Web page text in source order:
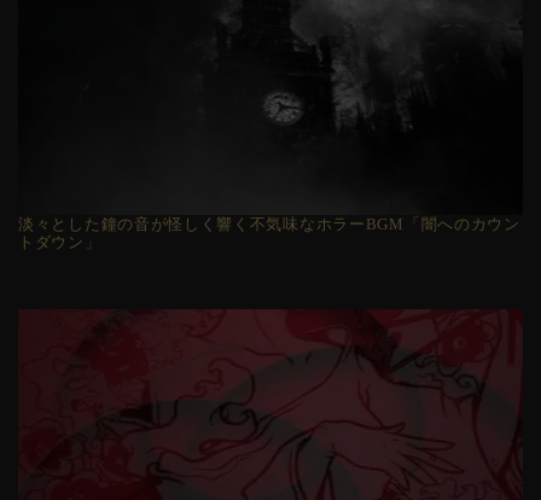
淡々とした鐘の音が怪しく響く不気味なホラーBGM「闇へのカウン
トダウン」